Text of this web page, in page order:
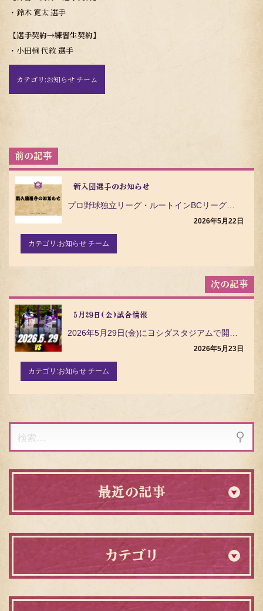
・鈴木 寛太 選手
【選手契約→練習生契約】
・小田桐 代紋 選手
カテゴリ:お知らせ チーム
投
稿
ナ
ビ
ゲ
ー
新入団選手のお知らせ
2026年5月22日
カテゴリ:お知らせ チーム
5月29日(金)試合情報
2026年5月23日
カテゴリ:お知らせ チーム
索:
最近の記事
カテゴリ